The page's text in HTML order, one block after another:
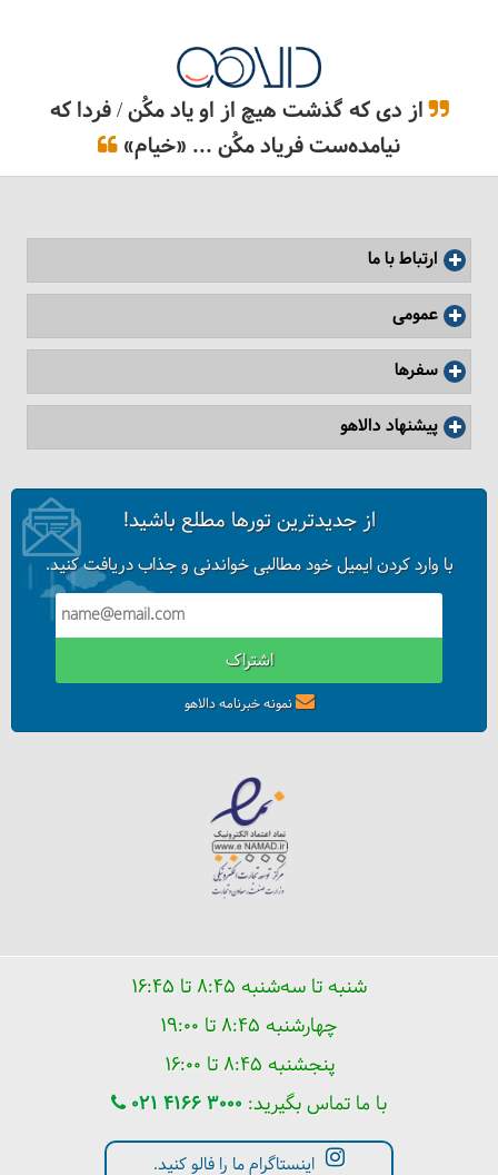
از دی که گذشت هیچ از او یاد مکُن / فردا که
نیامده‌ست فریاد مکُن ... «خیام»
ارتباط با ما
عمومی
سفرها
پیشنهاد دالاهو
از جدیدترین تورها مطلع باشید!
با وارد کردن ایمیل خود مطالبی خواندنی و جذاب دریافت کنید.
اشتراک
نمونه خبرنامه دالاهو
شنبه تا سه‌شنبه ۸:۴۵ تا ۱۶:۴۵
چهارشنبه ۸:۴۵ تا ۱۹:۰۰
پنجشنبه ۸:۴۵ تا ۱۶:۰۰
با ما تماس بگیرید: 021 4166 3000
اینستاگرام ما را فالو کنید.